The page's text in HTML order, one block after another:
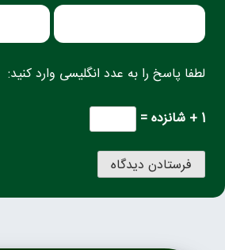
لطفا پاسخ را به عدد انگلیسی وارد کنید:
1 + شانزده =